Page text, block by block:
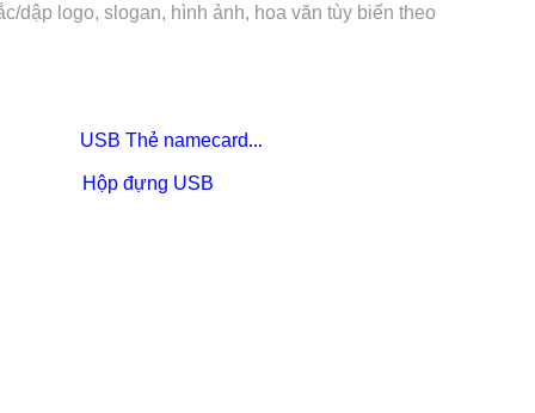
dập logo, slogan, hình ảnh, hoa văn tùy biến theo
USB Thẻ namecard …
Hộp đựng USB